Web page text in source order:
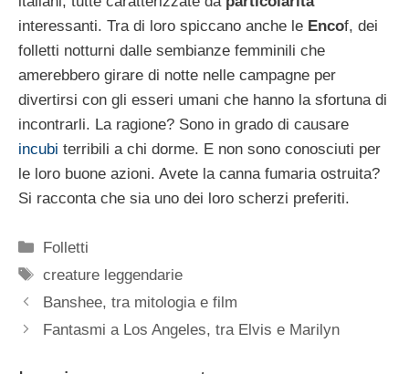
interessanti. Tra di loro spiccano anche le Encof, dei
folletti notturni dalle sembianze femminili che
amerebbero girare di notte nelle campagne per
divertirsi con gli esseri umani che hanno la sfortuna di
incontrarli. La ragione? Sono in grado di causare
incubi terribili a chi dorme. E non sono conosciuti per
le loro buone azioni. Avete la canna fumaria ostruita?
Si racconta che sia uno dei loro scherzi preferiti.
Categorie
Folletti
Tag
creature leggendarie
Banshee, tra mitologia e film
Fantasmi a Los Angeles, tra Elvis e Marilyn